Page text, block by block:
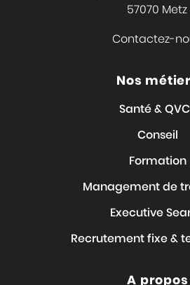
57070 Metz
Contactez-
Nos
Santé &
Conseil
Formation
Management de
Executive
Recrutement fixe &
A propos